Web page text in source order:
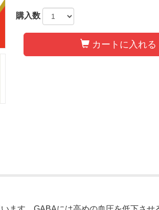
購入数
カートに入れる